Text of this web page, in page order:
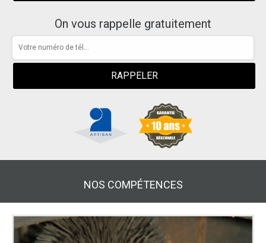
On vous rappelle gratuitement
NOS COMPÉTENCES